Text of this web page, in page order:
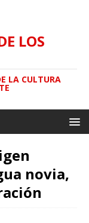
LOS
LA CULTURA
novia,